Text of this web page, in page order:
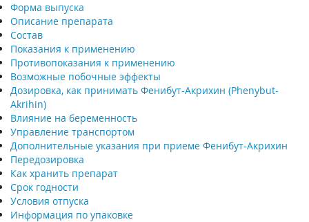
Форма выпуска
Описание препарата
Состав
Показания к применению
Противопоказания к применению
Возможные побочные эффекты
Дозировка, как принимать Фенибут-Акрихин (Phenybut-
Akrihin)
Влияние на беременность
Управление транспортом
Дополнительные указания при приеме Фенибут-Акрихин
Передозировка
Как хранить препарат
Срок годности
Условия отпуска
Информация по упаковке